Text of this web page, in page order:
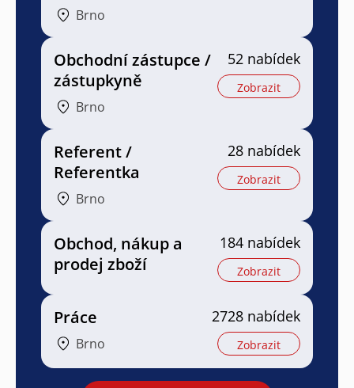
Brno
Obchodní zástupce /
zástupkyně
Brno
52 nabídek
Zobrazit
Referent /
Referentka
Brno
28 nabídek
Zobrazit
Obchod, nákup a
prodej zboží
184 nabídek
Zobrazit
Práce
Brno
2728 nabídek
Zobrazit